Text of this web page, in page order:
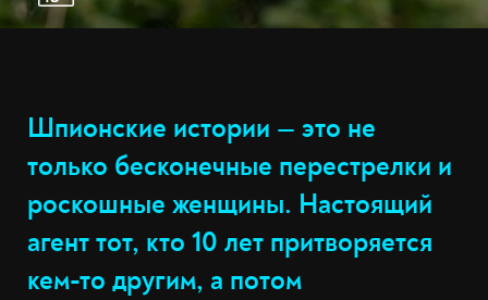
Шпионские истории — это не
только бесконечные перестрелки и
роскошные женщины. Настоящий
агент тот, кто 10 лет притворяется
кем-то другим, а потом